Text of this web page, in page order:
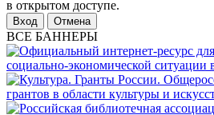
в открытом доступе.
Отмена
ВСЕ БАННЕРЫ